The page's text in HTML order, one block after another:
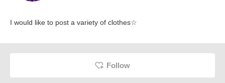
I would like to post a variety of clothes☆
Follow